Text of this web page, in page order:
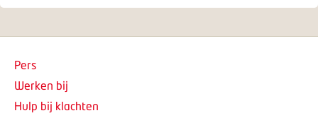
Pers
Werken bij
Hulp bij klachten